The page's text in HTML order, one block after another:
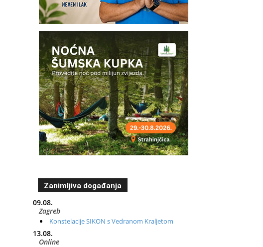
Zanimljiva događanja
09.08.
Zagreb
Konstelacije SIKON s Vedranom Kraljetom
13.08.
Online